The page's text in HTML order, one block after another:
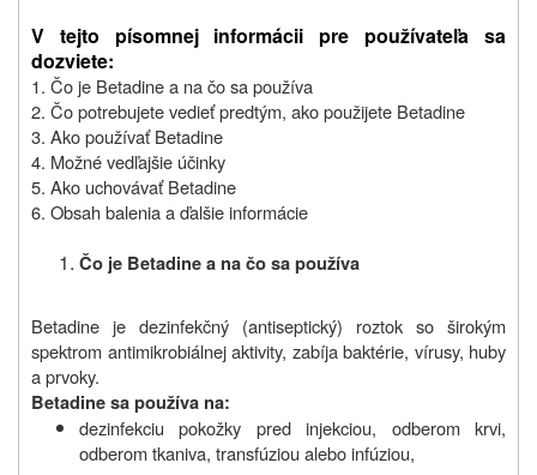
V tejto písomnej informácii pre používateľa sa
dozviete:
1. Čo je Betadine a na čo sa používa
2. Čo potrebujete vedieť predtým, ako použijete Betadine
3. Ako používať Betadine
4. Možné vedľajšie účinky
5. Ako uchovávať Betadine
6. Obsah balenia a ďalšie informácie
Čo je Betadine a na čo sa používa
Betadine je dezinfekčný (antiseptický) roztok so širokým
spektrom antimikrobiálnej aktivity, zabíja baktérie, vírusy, huby
a prvoky.
Betadine sa používa na:
dezinfekciu pokožky pred injekciou, odberom krvi,
odberom tkaniva, transfúziou alebo infúziou,